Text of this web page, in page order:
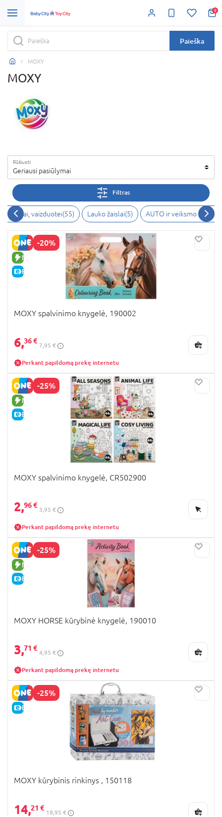
0
Paieška
MOXY
MOXY
Rūšiuoti
Geriausi pasiūlymai
Filtras
kūrybai, vaizduotei(55) Lauko žaislai(5) AUTO ir veiksmo žaidimai
-20%
NAUJA PREKĖ
E-KAINA
MOXY spalvinimo knygelė, 190002
6,36 €
7,95 €
Perkant papildomą prekę internetu
-25%
NAUJA PREKĖ
E-KAINA
MOXY spalvinimo knygelė, CR502900
2,96 €
3,95 €
Perkant papildomą prekę internetu
-25%
NAUJA PREKĖ
E-KAINA
MOXY HORSE kūrybinė knygelė, 190010
3,71 €
4,95 €
Perkant papildomą prekę internetu
-25%
E-KAINA
MOXY kūrybinis rinkinys , 150118
14,21 €
18,95 €